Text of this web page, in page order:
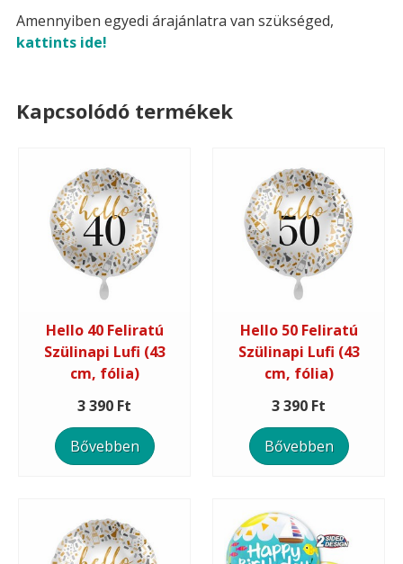
Amennyiben egyedi árajánlatra van szükséged,
kattints ide!
Kapcsolódó termékek
Hello 40 Feliratú
Szülinapi Lufi (43
cm, fólia)
3 390 Ft
Bővebben
Hello 50 Feliratú
Szülinapi Lufi (43
cm, fólia)
3 390 Ft
Bővebben